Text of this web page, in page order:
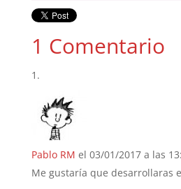
1 Comentario
Pablo RM el 03/01/2017 a las
Me gustaría que desarrollaras